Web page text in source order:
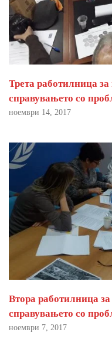
Трета работилница
справувањето со
ноември 14, 2017
Втора работилница
справувањето со
ноември 7, 2017